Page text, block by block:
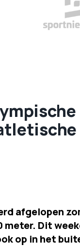
afgelopen
Dit
op in het